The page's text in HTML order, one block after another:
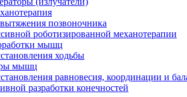
позвоночника
роботизированной механотерапии
мышц
ходьбы
мышц
равновесия, координации и
разработки конечностей